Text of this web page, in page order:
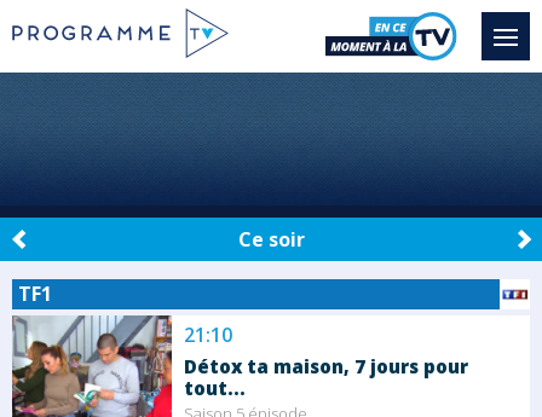
Ce soir
TF1
21:10
Détox ta maison, 7 jours pour
tout...